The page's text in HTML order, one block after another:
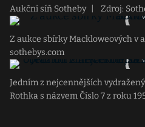
Aukční síň Sotheby Zdroj:
Z aukce sbírky Mackloweových v
sothebys.com
Jedním z nejcennějších
Rothka s názvem Číslo 7 z roku